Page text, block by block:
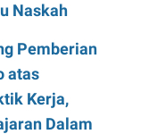
Naskah
Pemberian
atas
Kerja,
Dalam